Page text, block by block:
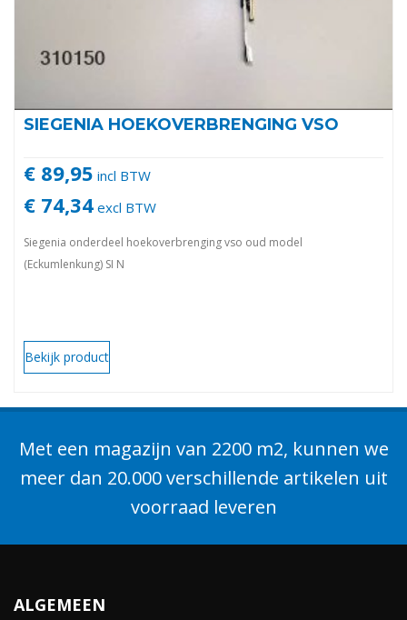
SIEGENIA HOEKOVERBRENGING VSO
€ 89,95 incl BTW
€ 74,34 excl BTW
Siegenia onderdeel hoekoverbrenging vso oud model
(Eckumlenkung) SI N
Bekijk product
Met een magazijn van 2200 m2, kunnen we
meer dan 20.000 verschillende artikelen uit
voorraad leveren
ALGEMEEN